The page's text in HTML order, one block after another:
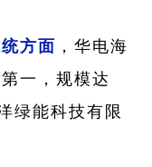
方面 ，华电海
一，规模达
绿能科技有限